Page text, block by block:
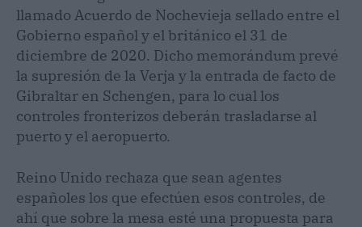
llamado Acuerdo de Nochevieja sellado entre el
Gobierno español y el británico el 31 de
diciembre de 2020. Dicho memorándum prevé
la supresión de la Verja y la entrada de facto de
Gibraltar en Schengen, para lo cual los
controles fronterizos deberán trasladarse al
puerto y el aeropuerto.
Reino Unido rechaza que sean agentes
españoles los que efectúen esos controles, de
ahí que sobre la mesa esté una propuesta para